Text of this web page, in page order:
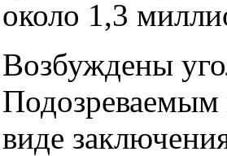
около 1,3
Возбуждены
Подозреваемым
виде